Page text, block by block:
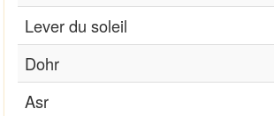
Lever du soleil
Dohr
Asr